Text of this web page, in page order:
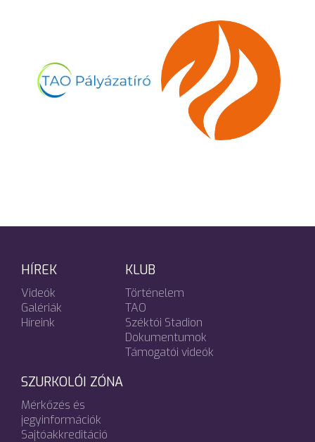
HÍREK
Videók
Galériák
Híreink
KLUB
Történelem
TAO
Széktói Stadion
Dokumentumok
Támogatói videók
SZURKOLÓI ZÓNA
Mérkőzés és
jegyinformációk
Sajtóakkreditáció